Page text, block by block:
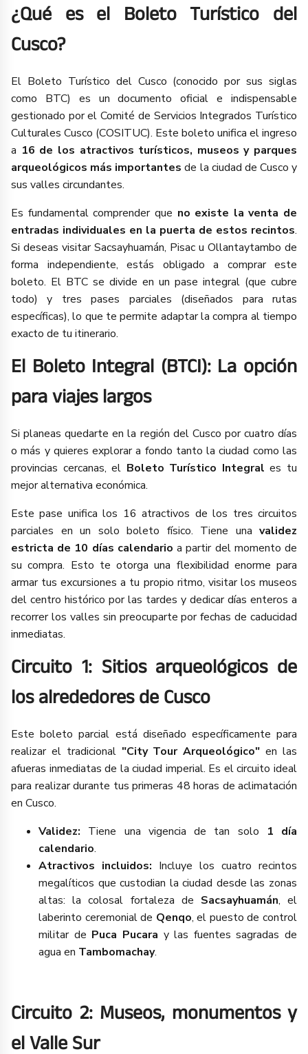
¿Qué es el Boleto Turístico del
Cusco?
El Boleto Turístico del Cusco (conocido por sus siglas
como BTC) es un documento oficial e indispensable
gestionado por el Comité de Servicios Integrados Turístico
Culturales Cusco (COSITUC). Este boleto unifica el ingreso
a 16 de los atractivos turísticos, museos y parques
arqueológicos más importantes de la ciudad de Cusco y
sus valles circundantes.
Es fundamental comprender que no existe la venta de
entradas individuales en la puerta de estos recintos.
Si deseas visitar Sacsayhuamán, Pisac u Ollantaytambo de
forma independiente, estás obligado a comprar este
boleto. El BTC se divide en un pase integral (que cubre
todo) y tres pases parciales (diseñados para rutas
específicas), lo que te permite adaptar la compra al tiempo
exacto de tu itinerario.
El Boleto Integral (BTCI): La opción
para viajes largos
Si planeas quedarte en la región del Cusco por cuatro días
o más y quieres explorar a fondo tanto la ciudad como las
provincias cercanas, el Boleto Turístico Integral es tu
mejor alternativa económica.
Este pase unifica los 16 atractivos de los tres circuitos
parciales en un solo boleto físico. Tiene una validez
estricta de 10 días calendario a partir del momento de
su compra. Esto te otorga una flexibilidad enorme para
armar tus excursiones a tu propio ritmo, visitar los museos
del centro histórico por las tardes y dedicar días enteros a
recorrer los valles sin preocuparte por fechas de caducidad
inmediatas.
Circuito 1: Sitios arqueológicos de
los alrededores de Cusco
Este boleto parcial está diseñado específicamente para
realizar el tradicional "City Tour Arqueológico" en las
afueras inmediatas de la ciudad imperial. Es el circuito ideal
para realizar durante tus primeras 48 horas de aclimatación
en Cusco.
Validez: Tiene una vigencia de tan solo
1 día
calendario.
Atractivos incluidos: Incluye los cuatro recintos
megalíticos que custodian la ciudad desde las zonas
altas: la colosal fortaleza de Sacsayhuamán, el
laberinto ceremonial de Qenqo, el puesto de control
militar de Puca Pucara y las fuentes sagradas de
agua en Tambomachay.
Circuito 2: Museos, monumentos y
el Valle Sur